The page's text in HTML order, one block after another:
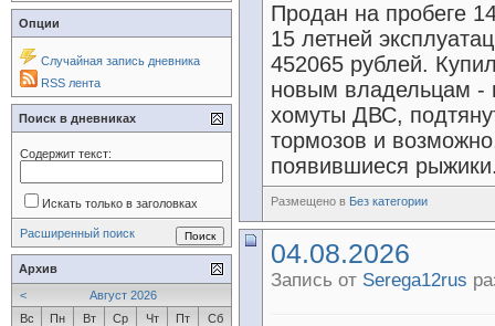
Продан на пробеге
15 летней
452065 рублей.
новым владельцам -
хомуты ДВС,
тормозов и
появившиеся
Размещено в Без категории
04.08.2026
Запись от Serega12rus
Опции
Случайная запись дневника
RSS лента
Поиск в дневниках
Содержит текст:
Искать только в заголовках
Расширенный поиск
Архив
<
Август 2026
Вс
Пн Вт Ср Чт Пт
Сб